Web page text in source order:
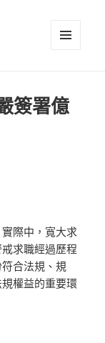
簽署億
際中，寬大求
求職經過歷程
合法規、規
權益的重要環